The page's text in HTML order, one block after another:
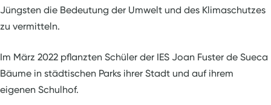
Jüngsten die Bedeutung der Umwelt und des Klimaschutzes
zu vermitteln.
Im März 2022 pflanzten Schüler der IES Joan Fuster de Sueca
Bäume in städtischen Parks ihrer Stadt und auf ihrem
eigenen Schulhof.